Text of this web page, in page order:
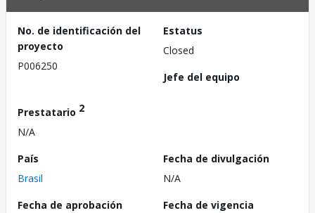
No. de identificación del
proyecto
P006250
Estatus
Closed
Jefe del equipo
Prestatario 2
N/A
País
Brasil
Fecha de divulgación
N/A
Fecha de aprobación
Fecha de vigencia